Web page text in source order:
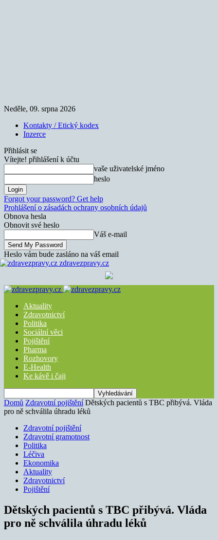
Neděle, 09. srpna 2026
Kontakty / Etický kodex
Inzerce
Přihlásit se
Vítejte! přihlášení k účtu
vaše uživatelské jméno
heslo
Forgot your password? Get help
Prohlášení o zásadách ochrany osobních údajů
Obnova hesla
Obnovit své heslo
Váš e-mail
Heslo vám bude zasláno na váš email
zdravezpravy.cz
Aktuality
Zdravotnictví
Politika
Sociální věci
Pojištění
Pharma
Rozhovory
E-Health
Ke kávě i čaji
Domů Zdravotní pojištění Dětských pacientů s TBC přibývá. Vláda
pro ně schválila úhradu léků
Zdravotní pojištění
Zdravotní gramotnost
Politika
Léčiva
Ekonomika
Aktuality
Zdravotnictví
Pojištění
Dětských pacientů s TBC přibývá. Vláda
pro ně schválila úhradu léků